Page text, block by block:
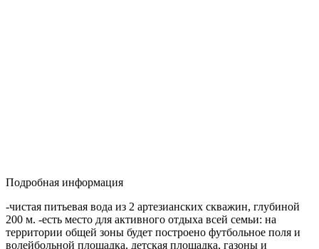
Подробная информация
-чистая питьевая вода из 2 артезианских скважин, глубиной
200 м. -есть место для активного отдыха всей семьи: на
территории общей зоны будет построено футбольное поля и
волейбольной площадка, детская площадка, газоны и